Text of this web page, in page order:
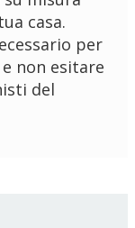
casa.
per
non esitare
del